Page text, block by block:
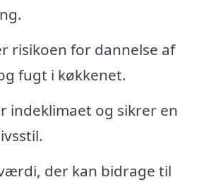
risikoen for dannelse af
fugt i køkkenet.
indeklimaet og sikrer en
der kan bidrage til